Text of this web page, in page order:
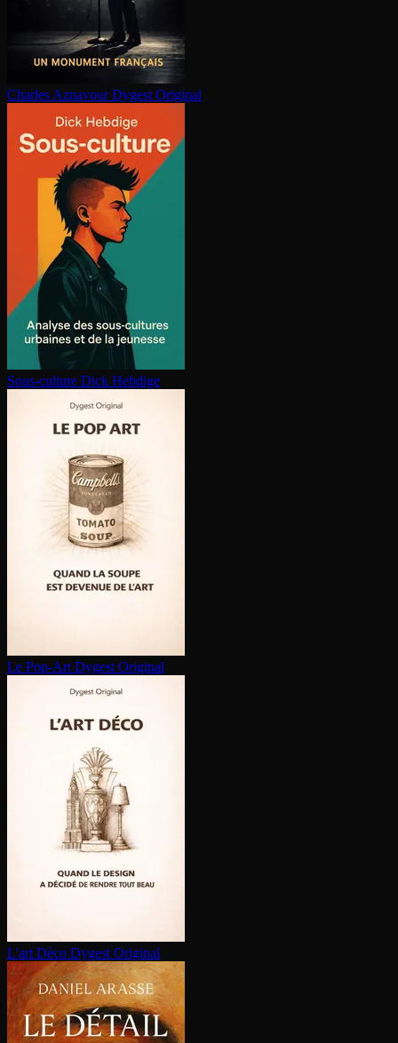
Charles Aznavour Dygest Original
Sous-culture Dick Hebdige
Le Pop-Art Dygest Original
L'art Déco Dygest Original